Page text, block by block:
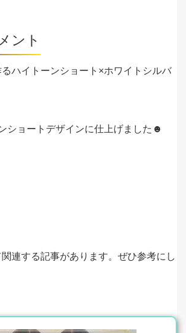
ント
ハイトーンショート×ホワイトシルバ
ショートデザインに仕上げました☻
連する記事があります。ぜひ参考にし